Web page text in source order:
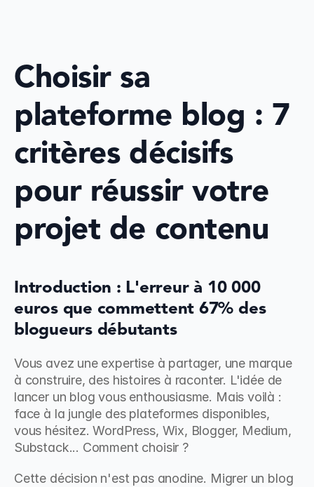
Choisir sa
plateforme blog : 7
critères décisifs
pour réussir votre
projet de contenu
Introduction : L'erreur à 10 000
euros que commettent 67% des
blogueurs débutants
Vous avez une expertise à partager, une marque
à construire, des histoires à raconter. L'idée de
lancer un blog vous enthousiasme. Mais voilà :
face à la jungle des plateformes disponibles,
vous hésitez. WordPress, Wix, Blogger, Medium,
Substack... Comment choisir ?
Cette décision n'est pas anodine. Migrer un blog